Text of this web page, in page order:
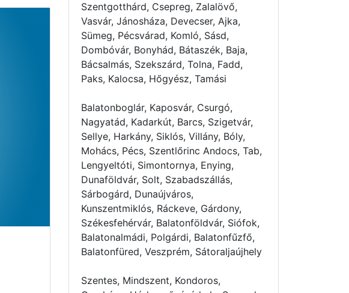
Szentgotthárd, Csepreg, Zalalövő,
Vasvár, Jánosháza, Devecser, Ajka,
Sümeg, Pécsvárad, Komló, Sásd,
Dombóvár, Bonyhád, Bátaszék, Baja,
Bácsalmás, Szekszárd, Tolna, Fadd,
Paks, Kalocsa, Hőgyész, Tamási
Balatonboglár, Kaposvár, Csurgó,
Nagyatád, Kadarkút, Barcs, Szigetvár,
Sellye, Harkány, Siklós, Villány, Bóly,
Mohács, Pécs, Szentlőrinc Andocs, Tab,
Lengyeltóti, Simontornya, Enying,
Dunaföldvár, Solt, Szabadszállás,
Sárbogárd, Dunaújváros,
Kunszentmiklós, Ráckeve, Gárdony,
Székesfehérvár, Balatonföldvár, Siófok,
Balatonalmádi, Polgárdi, Balatonfűzfő,
Balatonfüred, Veszprém, Sátoraljaújhely
Szentes, Mindszent, Kondoros,